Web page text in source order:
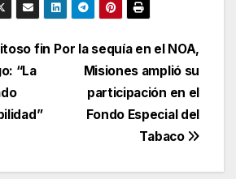
Por la sequía en el NOA,
Misiones amplió su
participación en el
Fondo Especial del
Tabaco
fin
“La